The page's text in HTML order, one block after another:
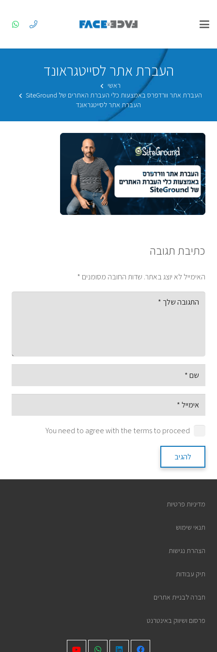
העברת אתר לסייטגראונד
ראשי
העברת אתר וורדפרס באמצעות כלי העברת האתרים של SiteGround
העברת אתר לסייטגראונד
כתיבת תגובה
האימייל לא יוצג באתר. שדות החובה מסומנים *
You need to agree with the terms to proceed
להגיב
מדיניות פרטיות
תנאי שימוש
הצהרת נגישות
תיק עבודות
חברה לבניית אתרים
פרסום ושיווק באינטרנט